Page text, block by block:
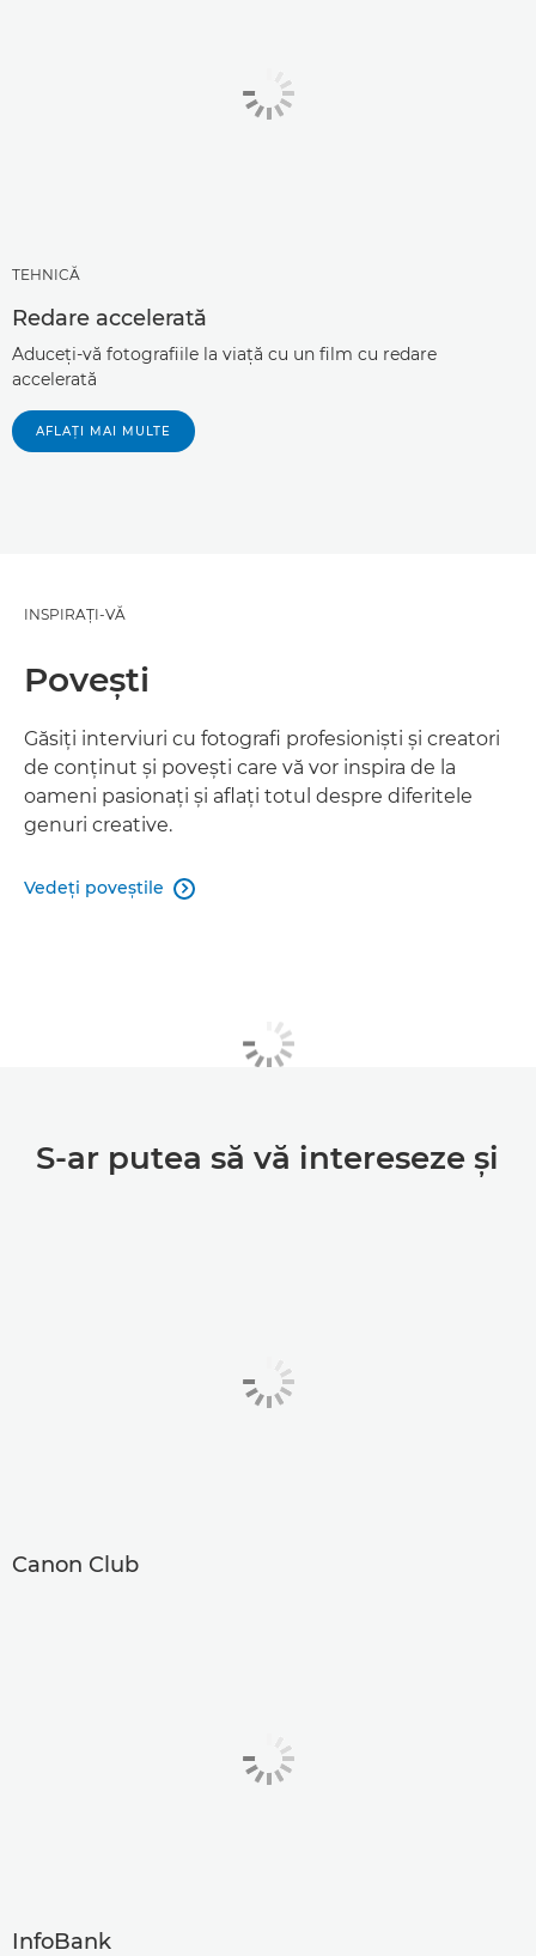
TEHNICĂ
Redare accelerată
Aduceţi-vă fotografiile la viaţă cu un film cu redare
accelerată
AFLAŢI MAI MULTE
INSPIRAŢI-VĂ
Poveşti
Găsiţi interviuri cu fotografi profesionişti şi creatori
de conţinut şi poveşti care vă vor inspira de la
oameni pasionaţi şi aflaţi totul despre diferitele
genuri creative.
Vedeţi poveştile 
S-ar putea să vă intereseze şi
Canon Club
InfoBank